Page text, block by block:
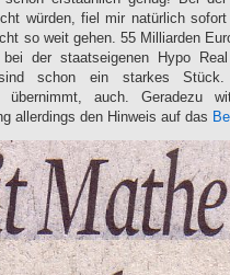
würden, fiel mir natürlich
so weit gehen. 55 Milliarden
bei der staatseigenen Hypo
sind schon ein starkes
übernimmt, auch. Geradezu
allerdings den Hinweis auf das